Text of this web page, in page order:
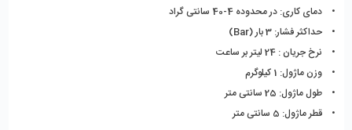
•    دمای کاری: در محدوده 4-40 سانتی گراد
•    حداکثر فشار: 3 بار (Bar)
•    نرخ جریان : 24 لیتر بر ساعت
•    وزن ماژول: 1 کیلوگرم
•    طول ماژول: 25 سانتی متر
•    قطر ماژول: 5 سانتی متر